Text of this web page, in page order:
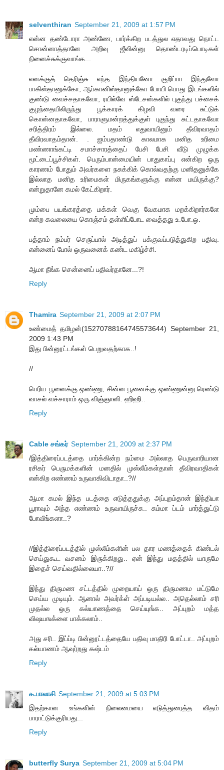
selventhiran September 21, 2009 at 1:57 PM
என்ன தண்டோரா அண்ணே, பார்க்கிற படத்துல எதாவது நொட்ட
சொன்னாத்தானே அறிவு ஜீவின்னு தொண்டரடிப்பொடிகள்
நினைச்சுக்குவாங்க...
எனக்குத் தெரிஞ்சு எந்த இந்தியனோ குறிப்பா இந்துவோ
பாகிஸ்தானுக்கோ, ஆப்கானிஸ்தானுக்கோ போயி பொது இடங்களில்
குண்டு வைச்சதாகவோ, ரயில்வே ஸ்டேசன்களில் புகுந்து பச்சைக்
குழந்தையிலிருந்து பூக்காரக் கிழவி வரை சுட்டுக்
கொன்னதாகவோ, பாராளுமன்றத்துக்குள் புகுந்து சுட்டதாகவோ
சரித்திரம் இல்லை. மதம் எதுவாயினும் தீவிரவாதம்
தீவிரவாதம்தான். . ஐம்பதாண்டு காலமாக மனித உரிமை
மண்ணாங்கட்டி சமாச்சாரத்தைப் பேசி பேசி வீடு முழுக்க
மூட்டைப்பூச்சிகள். பெரும்பான்மையின் பாதுகாப்பு என்கிற ஒரு
காரணம் போதும் அவர்களை நசுக்கிக் கொல்வதற்கு மனிதனுக்கே
இல்லாத மனித உரிமைகள் மிருகங்களுக்கு என்ன மயிருக்கு?
என்றுதானே கமல் கேட்கிறார்.
மும்பை பயங்கரத்தை மக்கள் வெகு வேகமாக மறக்கிறார்களே
என்ற கவலையை கொஞ்சம் தள்ளிப்போட வைத்தது உ.போ.ஒ.
பத்தாம் நம்பர் செருப்பால் அடித்துப் பக்குவப்படுத்துகிற பதிவு.
என்னைப் போல் ஒருவனைக் கண்ட மகிழ்ச்சி.
ஆமா நீங்க சென்னைப் பதிவர்தானே...?!
Reply
Thamira September 21, 2009 at 2:07 PM
உண்மைத் தமிழன்(15270788164745573644) September 21,
2009 1:43 PM
இது பின்னூட்டங்கள் பெறுவதற்காக..!
//
பெரிய பூனைக்கு ஒண்ணு, சின்ன பூனைக்கு ஒண்ணுன்னு ரெண்டு
வாசல் வச்சாராம் ஒரு விஞ்ஞானி. ஹிஹி..
Reply
Cable சங்கர் September 21, 2009 at 2:37 PM
/இத்திரைப்படத்தை பார்க்கின்ற நம்மை அல்லாத பெருவாரியான
ரசிகர் பெருமக்களின் மனதில் முஸ்லீம்கள்தான் தீவிரவாதிகள்
என்கிற எண்ணம் உருவாகிவிடாதா..?//
ஆமா கமல் இந்த படத்தை எடுத்ததுக்கு அப்புறம்தான் இந்தியா
பூராவும் அந்த எண்ணம் உருவாயிருச்சு.. சும்மா ப்டம் பார்த்துட்டு
போவீங்களா..?
//இத்திரைப்படத்தில் முஸ்லீம்களின் பல தார மணத்தைக் கிண்டல்
செய்துகூட வசனம் இருக்கிறது.. ஏன் இந்து மதத்தில் யாருமே
இதைச் செய்வதில்லையா..?//
இந்து திருமண சட்டத்தில் முறையாய் ஒரு திருமணம மட்டுமே
செய்ய முடியும். ஆனால் அவர்க்ள் அப்படியல்ல.. அதெல்லாம் சரி
முதல்ல ஒரு கல்யாணத்தை செய்யுங்க.. அப்புறம் மத்த
விஷயஙக்ளை பாக்கலாம்..
அது சரி.. இப்ப்டி பின்னூட்டத்தையே பதிவு மாதிரி போட்டா.. அப்புறம்
கல்யாணம் ஆவுர்றது கஷ்டம்
Reply
க.பாலாசி September 21, 2009 at 5:03 PM
இதற்கான உங்களின் நிலைமையை எடுத்துரைத்த விதம்
பாராட்டுக்குரியது...
Reply
butterfly Surya September 21, 2009 at 5:04 PM